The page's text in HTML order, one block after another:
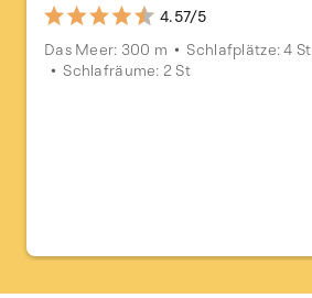
4.57/5
Das Meer: 300 m
Schlafplätze: 4 St
Schlafräume: 2 St